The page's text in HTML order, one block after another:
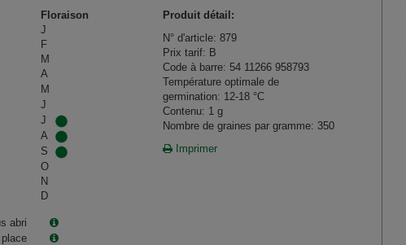
Floraison
J
F
M
A
M
J
J
A
S
O
N
D
abri
Produit détail:
N° d'article: 879
Prix tarif: B
Code à barre: 54 11266 958793
Température optimale de
germination: 12-18 °C
Contenu: 1 g
Nombre de graines par gramme: 350
Imprimer